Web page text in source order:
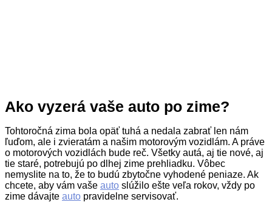
Ako vyzerá vaše auto po zime?
Tohtoročná zima bola opäť tuhá a nedala zabrať len nám
ľuďom, ale i zvieratám a našim motorovým vozidlám. A práve
o motorových vozidlách bude reč. Všetky autá, aj tie nové, aj
tie staré, potrebujú po dlhej zime prehliadku. Vôbec
nemyslite na to, že to budú zbytočne vyhodené peniaze. Ak
chcete, aby vám vaše auto slúžilo ešte veľa rokov, vždy po
zime dávajte auto pravidelne servisovať.